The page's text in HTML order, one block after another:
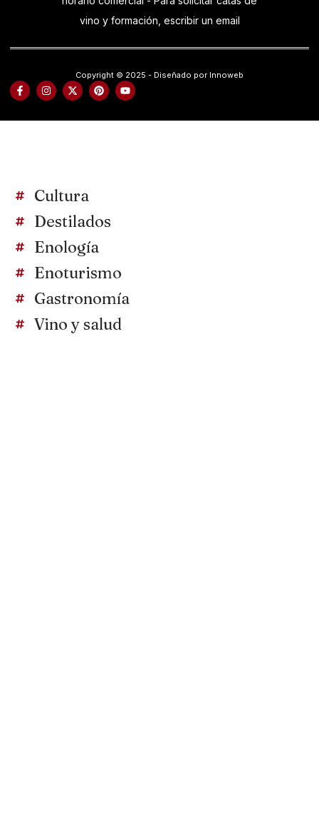
vino y formación, escribir un email
Copyright © 2025 - Diseñado por Innoweb
Cultura
Destilados
Enología
Enoturismo
Gastronomía
Vino y salud